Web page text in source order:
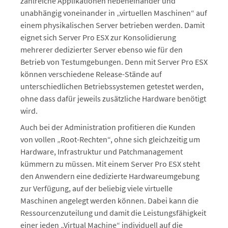
unabhängig voneinander in „virtuellen Maschinen“ auf
einem physikalischen Server betrieben werden. Damit
eignet sich Server Pro ESX zur Konsolidierung
mehrerer dedizierter Server ebenso wie für den
Betrieb von Testumgebungen. Denn mit Server Pro ESX
können verschiedene Release-Stände auf
unterschiedlichen Betriebssystemen getestet werden,
ohne dass dafür jeweils zusätzliche Hardware benötigt
wird.
Auch bei der Administration profitieren die Kunden
von vollen „Root-Rechten“, ohne sich gleichzeitig um
Hardware, Infrastruktur und Patchmanagement
kümmern zu müssen. Mit einem Server Pro ESX steht
den Anwendern eine dedizierte Hardwareumgebung
zur Verfügung, auf der beliebig viele virtuelle
Maschinen angelegt werden können. Dabei kann die
Ressourcenzuteilung und damit die Leistungsfähigkeit
einer jeden „Virtual Machine“ individuell auf die